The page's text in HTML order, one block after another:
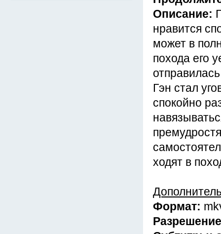
Описание:
нравится
может в
похода его
Гэн стал
спокойно
ходят в
Формат: